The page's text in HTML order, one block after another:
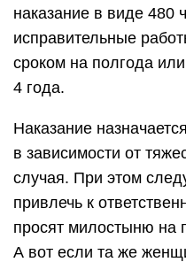
наказание в виде 480
исправительные
сроком на полгода
4 года.
Наказание
в зависимости от
случая. При этом
привлечь к
просят милостыню на
А вот если та же